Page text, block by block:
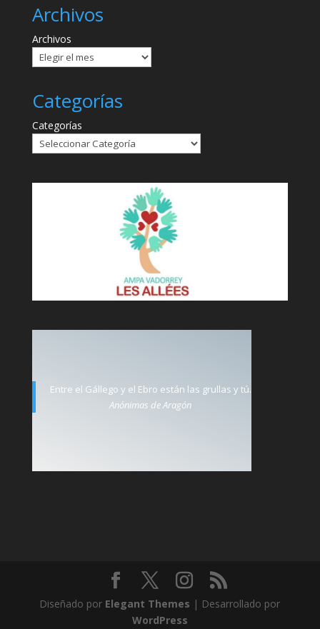
Archivos
Archivos
Categorías
Categorías
Entre el Gállego y el Ebro están las grullas y tú.
Anónimas de Aragón
Diseñado por Elegant Themes | Desarrollado por
WordPress